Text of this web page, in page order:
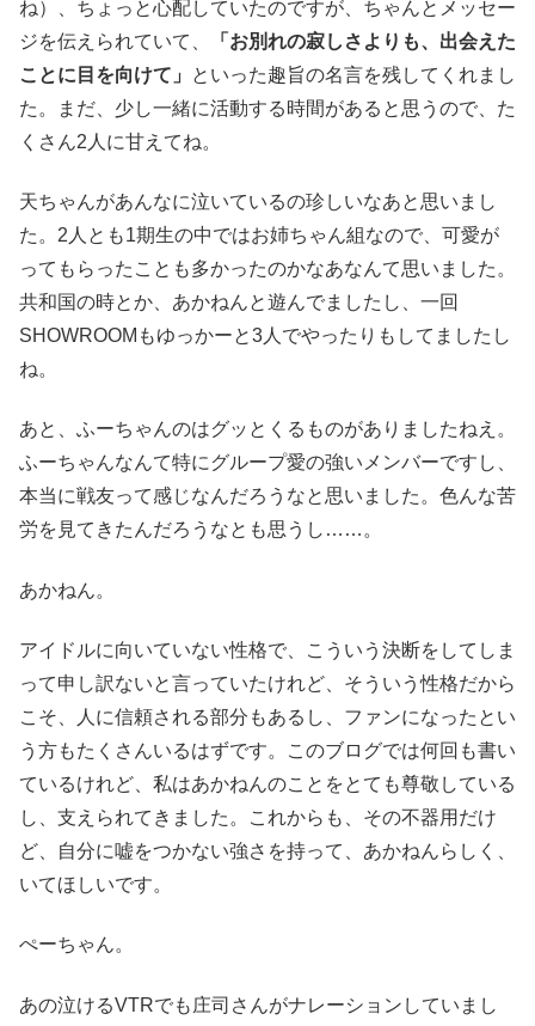
ね）、ちょっと心配していたのですが、ちゃんとメッセー
ジを伝えられていて、
「お別れの寂しさよりも、出会えた
ことに目を向けて」
といった趣旨の名言を残してくれまし
た。まだ、少し一緒に活動する時間があると思うので、た
くさん2人に甘えてね。
天ちゃんがあんなに泣いているの珍しいなあと思いまし
た。2人とも1期生の中ではお姉ちゃん組なので、可愛が
ってもらったことも多かったのかなあなんて思いました。
共和国の時とか、あかねんと遊んでましたし、一回
SHOWROOMもゆっかーと3人でやったりもしてましたし
ね。
あと、ふーちゃんのはグッとくるものがありましたねえ。
ふーちゃんなんて特にグループ愛の強いメンバーですし、
本当に戦友って感じなんだろうなと思いました。色んな苦
労を見てきたんだろうなとも思うし……。
あかねん。
アイドルに向いていない性格で、こういう決断をしてしま
って申し訳ないと言っていたけれど、そういう性格だから
こそ、人に信頼される部分もあるし、ファンになったとい
う方もたくさんいるはずです。このブログでは何回も書い
ているけれど、私はあかねんのことをとても尊敬している
し、支えられてきました。これからも、その不器用だけ
ど、自分に嘘をつかない強さを持って、あかねんらしく、
いてほしいです。
ぺーちゃん。
あの泣けるVTRでも庄司さんがナレーションしていまし